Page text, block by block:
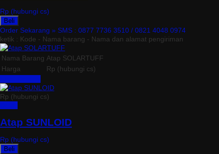
Rp (hubungi cs)
Beli
Order Sekarang » SMS : 0877 7736 3510 / 0821 4048 0974
ketik : Kode - Nama barang - Nama dan alamat pengiriman
Nama Barang Atap SOLARTUFF
Harga
Rp (hubungi cs)
Rp (hubungi cs)
Atap SUNLOID
Rp (hubungi cs)
Beli